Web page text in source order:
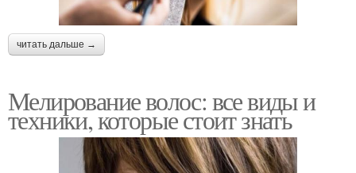
читать дальше →
Мелирование волос: все виды и
техники, которые стоит знать